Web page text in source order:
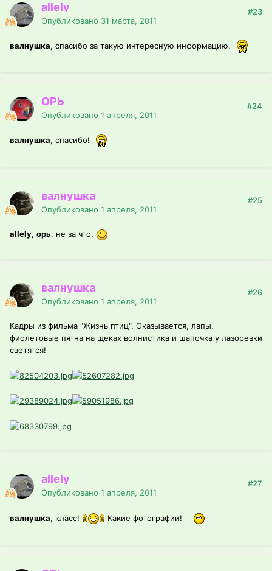
allely
Опубликовано 31 марта, 2011
#23
валнушка, спасибо за такую интересную информацию.
ОРЬ
Опубликовано 1 апреля, 2011
#24
валнушка, спасибо!
валнушка
Опубликовано 1 апреля, 2011
#25
allely, орь, не за что.
валнушка
Опубликовано 1 апреля, 2011
#26
Кадры из фильма "Жизнь птиц". Оказывается, лапы,
фиолетовые пятна на щеках волнистика и шапочка у лазоревки
светятся!
allely
Опубликовано 1 апреля, 2011
#27
валнушка, класс! Какие фотографии!